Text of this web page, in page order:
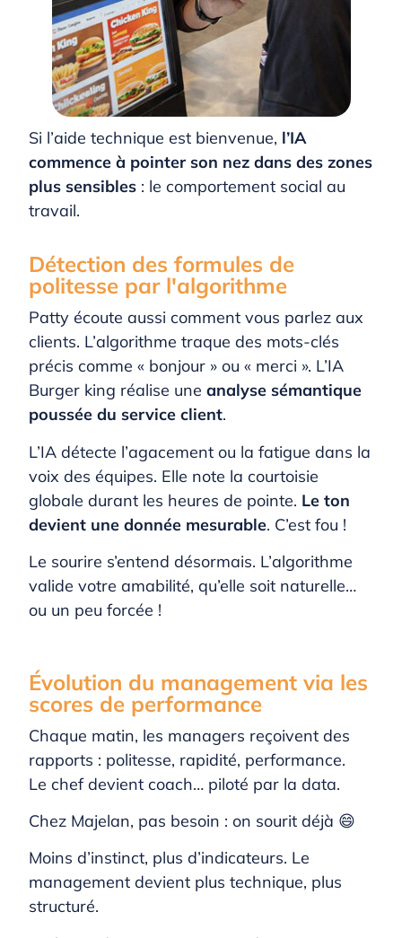
Si l’aide technique est bienvenue, l’IA
commence à pointer son nez dans des zones
plus sensibles : le comportement social au
travail.
Détection des formules de
politesse par l'algorithme
Patty écoute aussi comment vous parlez aux
clients. L’algorithme traque des mots-clés
précis comme « bonjour » ou « merci ». L’IA
Burger king réalise une analyse sémantique
poussée du service client.
L’IA détecte l’agacement ou la fatigue dans la
voix des équipes. Elle note la courtoisie
globale durant les heures de pointe. Le ton
devient une donnée mesurable. C’est fou !
Le sourire s’entend désormais. L’algorithme
valide votre amabilité, qu’elle soit naturelle…
ou un peu forcée !
Évolution du management via les
scores de performance
Chaque matin, les managers reçoivent des
rapports : politesse, rapidité, performance.
Le chef devient coach… piloté par la data.
Chez Majelan, pas besoin : on sourit déjà 😄
Moins d’instinct, plus d’indicateurs. Le
management devient plus technique, plus
structuré.